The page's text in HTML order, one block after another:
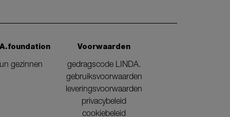
gezinnen
Voorwaarden
gedragscode LINDA.
gebruiksvoorwaarden
leveringsvoorwaarden
privacybeleid
cookiebeleid